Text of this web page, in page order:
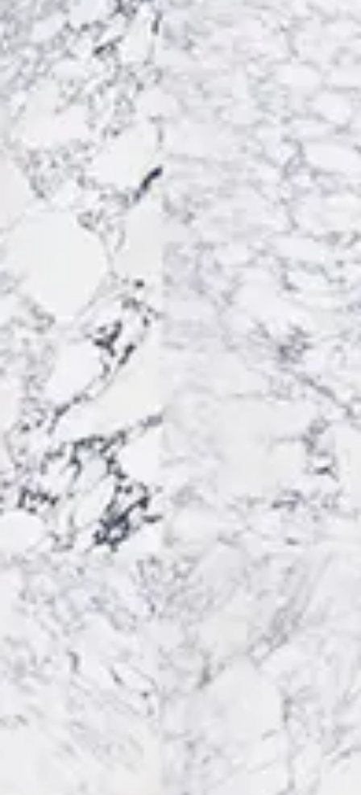
Acceso
Contáctenos
Suscribir